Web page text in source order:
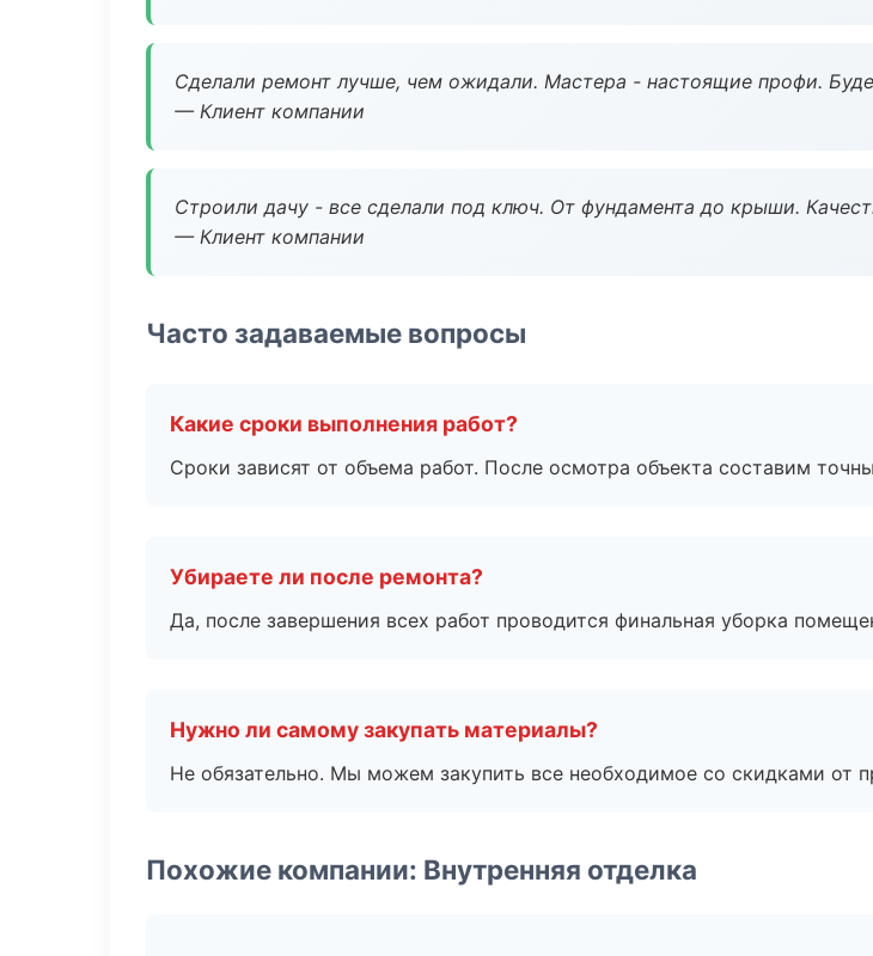
Сделали ремонт лучше, чем ожидали. Мастера - настоящие профи.
— Клиент компании
Строили дачу - все сделали под ключ. От фундамента до крыши.
— Клиент компании
Часто задаваемые вопросы
Какие сроки выполнения работ?
Сроки зависят от объема работ. После осмотра объекта составим
Убираете ли после ремонта?
Да, после завершения всех работ проводится финальная уборка
Нужно ли самому закупать материалы?
Не обязательно. Мы можем закупить все необходимое со скидками от
Похожие компании: Внутренняя отделка